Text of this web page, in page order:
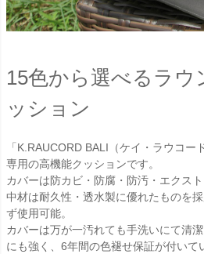
15色から選べるラウ
ッション
「K.RAUCORD BALI（ケイ・ラウコー
専用の高機能クッションです。
カバーは防カビ・防腐・防汚・エクス
中材は耐久性・透水製に優れたものを
ず使用可能。
カバーは万が一汚れても手洗いにて清
にも強く、6年間の色褪せ保証が付いて